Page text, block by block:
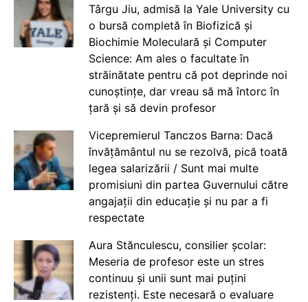
Târgu Jiu, admisă la Yale University cu
o bursă completă în Biofizică și
Biochimie Moleculară și Computer
Science: Am ales o facultate în
străinătate pentru că pot deprinde noi
cunoștințe, dar vreau să mă întorc în
țară și să devin profesor
Vicepremierul Tanczos Barna: Dacă
învățământul nu se rezolvă, pică toată
legea salarizării / Sunt mai multe
promisiuni din partea Guvernului către
angajații din educație și nu par a fi
respectate
Aura Stănculescu, consilier școlar:
Meseria de profesor este un stres
continuu și unii sunt mai puțini
rezistenți. Este necesară o evaluare